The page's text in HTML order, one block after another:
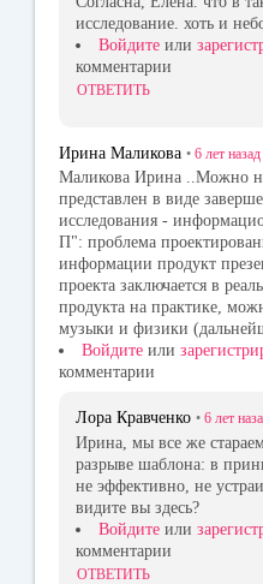
исследование. хоть и
Войдите или
комментарии
ОТВЕТИТЬ
Ирина Маликова • 6 лет назад
Маликова Ирина ..Можно
представлен в виде
исследования -
П": проблема
информации продукт
проекта заключается в
продукта на практике,
музыки и физики
Войдите или
комментарии
Лора Кравченко • 6 лет
Ирина, мы все же
разрыве шаблона: в
не эффективно, не
видите вы здесь?
Войдите или
комментарии
ОТВЕТИТЬ